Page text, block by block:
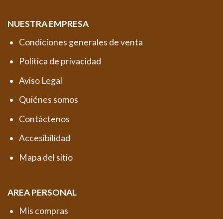
NUESTRA EMPRESA
Condiciones generales de venta
Política de privacidad
Aviso Legal
Quiénes somos
Contáctenos
Accesibilidad
Mapa del sitio
AREA PERSONAL
Mis compras